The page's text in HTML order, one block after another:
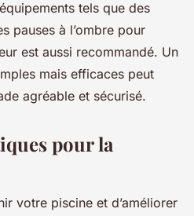
tels que des
pauses à l’ombre pour
est aussi recommandé. Un
mais efficaces peut
agréable et sécurisé.
pour la
votre piscine et d’améliorer